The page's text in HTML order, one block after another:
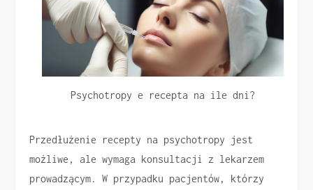
Psychotropy e recepta na ile dni?
Przedłużenie recepty na psychotropy jest
możliwe, ale wymaga konsultacji z lekarzem
prowadzącym. W przypadku pacjentów, którzy